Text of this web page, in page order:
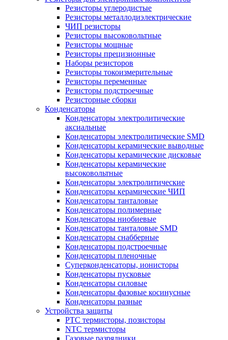
Резисторы углеродистые
Резисторы металлодиэлектрические
ЧИП резисторы
Резисторы высоковольтные
Резисторы мощные
Резисторы прецизионные
Наборы резисторов
Резисторы токоизмерительные
Резисторы переменные
Резисторы подстроечные
Резисторные сборки
Конденсаторы
Конденсаторы электролитические
аксиальные
Конденсаторы электролитические SMD
Конденсаторы керамические выводные
Конденсаторы керамические дисковые
Конденсаторы керамические
высоковольтные
Конденсаторы электролитические
Конденсаторы керамические ЧИП
Конденсаторы танталовые
Конденсаторы полимерные
Конденсаторы ниобиевые
Конденсаторы танталовые SMD
Конденсаторы снабберные
Конденсаторы подстроечные
Конденсаторы пленочные
Суперконденсаторы, ионисторы
Конденсаторы пусковые
Конденсаторы силовые
Конденсаторы фазовые косинусные
Конденсаторы разные
Устройства защиты
PTC термисторы, позисторы
NTC термисторы
Газовые разрядники